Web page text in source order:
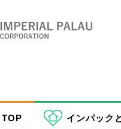
TOP インパック
2021年4月2日